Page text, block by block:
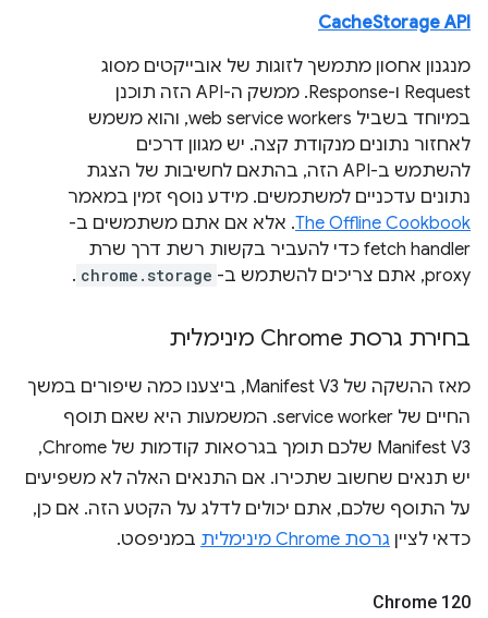
CacheStorage API
מנגנון אחסון מתמשך לזוגות של אובייקטים מסוג
Request ו-Response. ממשק ה-API הזה תוכנן
במיוחד בשביל web service workers, והוא משמש
לאחזור נתונים מנקודת קצה. יש מגוון דרכים
להשתמש ב-API הזה, בהתאם לחשיבות של הצגת
נתונים עדכניים למשתמשים. מידע נוסף זמין במאמר
The Offline Cookbook. אלא אם אתם משתמשים ב-
fetch handler כדי להעביר בקשות רשת דרך שרת
proxy, אתם צריכים להשתמש ב-
chrome.storage
.
בחירת גרסת Chrome מינימלית
מאז ההשקה של Manifest V3, ביצענו כמה שיפורים במשך
החיים של service worker. המשמעות היא שאם תוסף
Manifest V3 שלכם תומך בגרסאות קודמות של Chrome,
יש תנאים שחשוב שתכירו. אם התנאים האלה לא משפיעים
על התוסף שלכם, אתם יכולים לדלג על הקטע הזה. אם כן,
כדאי לציין גרסת Chrome מינימלית במניפסט.
Chrome 120